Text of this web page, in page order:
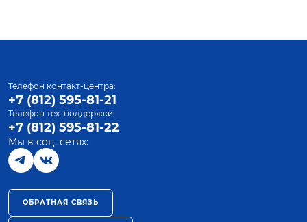
Телефон контакт-центра:
+7 (812) 595-81-21
Телефон тех. поддержки:
+7 (812) 595-81-22
Мы в соц. сетях:
ОБРАТНАЯ СВЯЗЬ